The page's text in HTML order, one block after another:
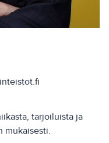
tarjoiluista ja
mukaisesti.